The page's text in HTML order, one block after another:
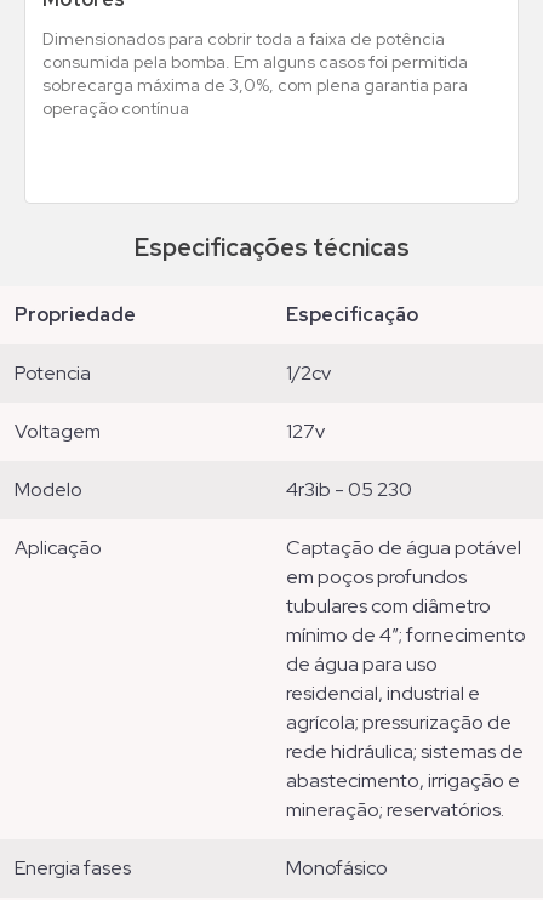
Dimensionados para cobrir toda a faixa de potência
consumida pela bomba. Em alguns casos foi permitida
sobrecarga máxima de 3,0%, com plena garantia para
operação contínua
Especificações técnicas
propriedade especificação
potencia 1/2cv
voltagem 127v
modelo 4r3ib - 05 230
aplicação
captação de água potável
em poços profundos
tubulares com diâmetro
mínimo de 4”; fornecimento
de água para uso
residencial, industrial e
agrícola; pressurização de
rede hidráulica; sistemas de
abastecimento, irrigação e
mineração; reservatórios.
energia fases monofásico